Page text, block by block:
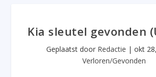
Kia sleutel gevonden
Geplaatst door Redactie | okt
Verloren/Gevonden